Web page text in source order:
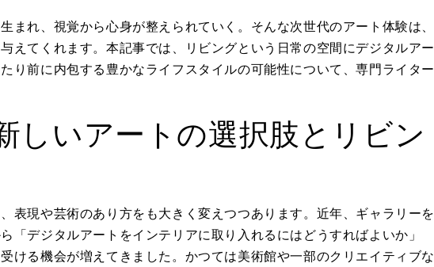
れ、視覚から心身が整えられていく。そんな次世代のアート体験は、
えてくれます。本記事では、リビングという日常の空間にデジタルアー
り前に内包する豊かなライフスタイルの可能性について、専門ライター
しいアートの選択肢とリビン
表現や芸術のあり方をも大きく変えつつあります。近年、ギャラリーを
デジタルアートをインテリアに取り入れるにはどうすればよいか」
ける機会が増えてきました。かつては美術館や一部のクリエイティブな